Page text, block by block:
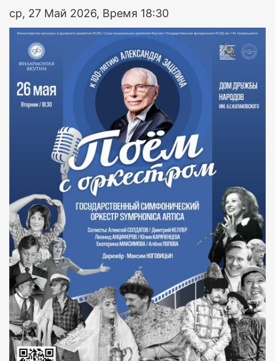
ср, 27 Май 2026, Время 18:30